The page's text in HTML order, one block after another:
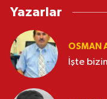
Yazarlar
OSMAN
İşte